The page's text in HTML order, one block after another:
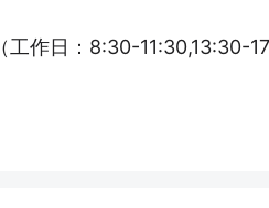
（工作日：8:30-11:30,13:30-